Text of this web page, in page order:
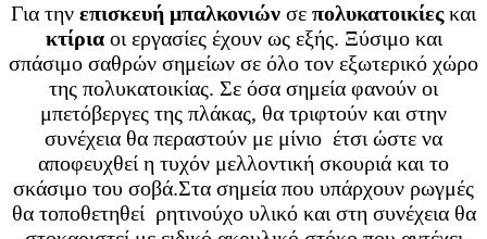
Για την επισκευή μπαλκονιών σε πολυκατοικίεςκαι
κτίρια οι εργασίες έχουν ως εξής. Ξύσιμο και
σπάσιμο σαθρών σημείων σε όλο τον εξωτερικό χώρο
της πολυκατοικίας. Σε όσα σημεία φανούν οι
μπετόβεργες της πλάκας, θα τριφτούν και στην
συνέχεια θα περαστούν με μίνιο έτσι ώστε να
αποφευχθεί η τυχόν μελλοντική σκουριά και το
σκάσιμο του σοβά.Στα σημεία που υπάρχουν ρωγμές
θα τοποθετηθεί ρητινούχο υλικό και στη συνέχεια θα